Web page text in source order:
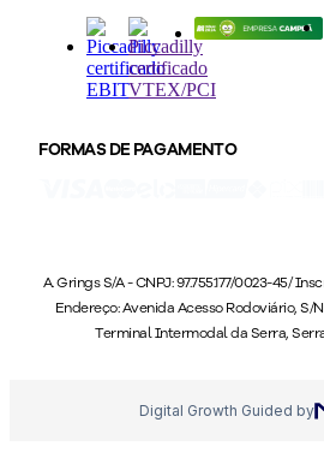
FORMAS DE PAGAMENTO
A. Grings S/A - CNPJ: 97.755.177/0023-45/
Endereço: Avenida Acesso Rodoviário, S/N
Terminal Intermodal da Serra,
Digital Growth Guided by